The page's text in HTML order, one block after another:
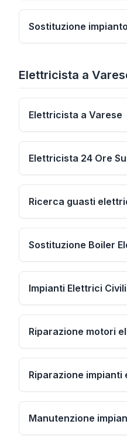
Sostituzione
Elettricista a
Elettricista a Varese
Elettricista 24 Ore
Ricerca guasti
Sostituzione Boiler
Impianti Elettrici
Riparazione motori
Riparazione
Manutenzione